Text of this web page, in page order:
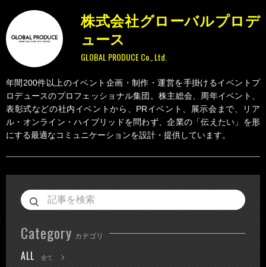
GLOBAL PRODUCE Co., Ltd.
株式会社グローバルプロデ
ュース
年間200件以上のイベント企画・制作・運営を手掛けるイベントプ
ロデュースのプロフェッショナル集団。株主総会、周年イベント、
表彰式などの社内イベントから、PRイベント、展示会まで、リア
ル・オンライン・ハイブリッドを問わず、企業の「伝えたい」を形
にする最適なコミュニケーションを設計・提供しています。
Category カテゴリ
ALL 全て